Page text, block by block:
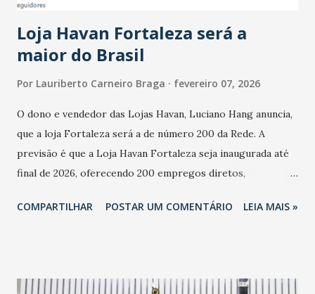
cresceu. De acordo com a pesquisa, 44% dos n...
Loja Havan Fortaleza será a
maior do Brasil
Por Lauriberto Carneiro Braga fevereiro 07, 2026
O dono e vendedor das Lojas Havan, Luciano Hang anuncia,
que a loja Fortaleza será a de número 200 da Rede. A
previsão é que a Loja Havan Fortaleza seja inaugurada até
final de 2026, oferecendo 200 empregos diretos,
Havan Fortaleza ainda não foi anunciada oficialmente, mas
COMPARTILHAR POSTAR UM COMENTÁRIO LEIA MAIS »